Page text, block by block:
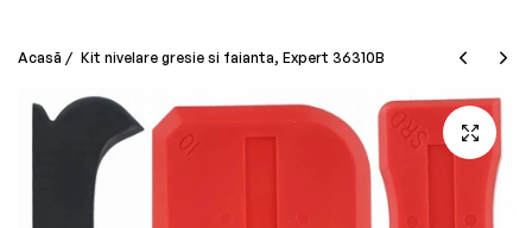
Acasă / Kit nivelare gresie si faianta, Expert 36310B